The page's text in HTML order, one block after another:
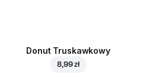
Donut Truskawkowy
8,99 zł